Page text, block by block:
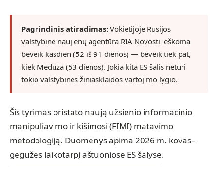
Pagrindinis atiradimas: Vokietijoje Rusijos
valstybinė naujienų agentūra RIA Novosti ieškoma
beveik kasdien (52 iš 91 dienos) — beveik tiek pat,
kiek Meduza (53 dienos). Jokia kita ES šalis neturi
tokio valstybinės žiniasklaidos vartojimo lygio.
Šis tyrimas pristato naują užsienio informacinio
manipuliavimo ir kišimosi (FIMI) matavimo
metodologiją. Duomenys apima 2026 m. kovas–
gegužės laikotarpį aštuoniose ES šalyse.